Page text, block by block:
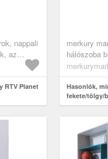
nappali
az
RTV Planet
merkury
hálószoba
szekrények,
ifjúsági
Hasonlók,
fekete/tölgy/